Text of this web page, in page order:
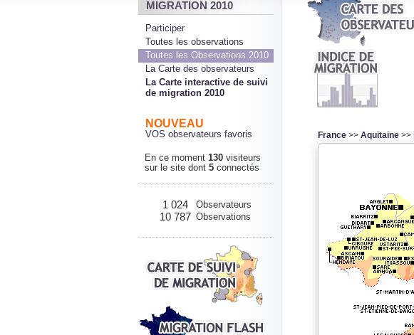
MIGRATION 2010
Participer
Toutes les observations
Toutes les Observations 2010
La Carte des observateurs
La Carte interactive de suivi
de migration 2010
NOUVEAU
VOS observateurs favoris
En ce moment 130visiteurs
sur le site dont 5connectés
1 024 Observateurs
10 787 Observations
France >> Aquitaine >>